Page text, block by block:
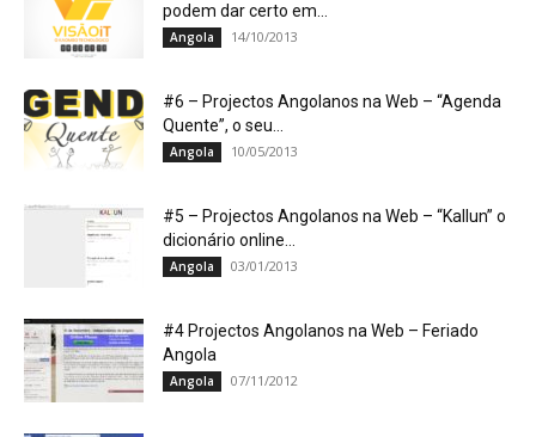
podem dar certo em...
Angola 14/10/2013
#6 – Projectos Angolanos na Web – “Agenda
Quente”, o seu...
Angola 10/05/2013
#5 – Projectos Angolanos na Web – “Kallun” o
dicionário online...
Angola 03/01/2013
#4 Projectos Angolanos na Web – Feriado
Angola
Angola 07/11/2012